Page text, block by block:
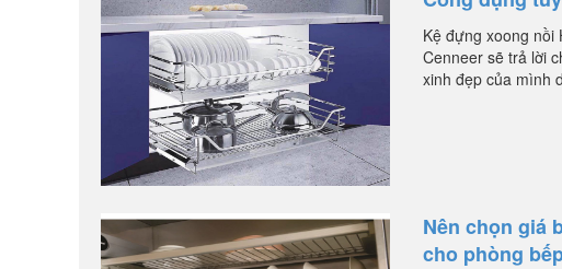
Kệ đựng xoong nồi
Cenneer sẽ trả lời
xinh đẹp của mình
Nên chọn giá
cho phòng